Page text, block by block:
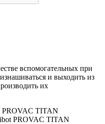
вспомогательных при
и выходить из
их
PROVAC TITAN